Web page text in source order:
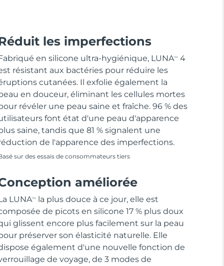
les imperfections
en silicone ultra-hygiénique, LUNATM
4
résistant aux bactéries pour réduire les
cutanées. Il exfolie également la
en douceur, éliminant les cellules mortes
révéler une peau saine et fraîche. 96 % des
font état d'une peau d'apparence
saine, tandis que 81 % signalent une
de l'apparence des imperfections.
sur des essais de consommateurs tiers
améliorée
LUNATM
la plus douce à ce jour, elle est
de picots en silicone 17 % plus doux
glissent encore plus facilement sur la peau
préserver son élasticité naturelle. Elle
également d'une nouvelle fonction de
de voyage, de 3 modes de